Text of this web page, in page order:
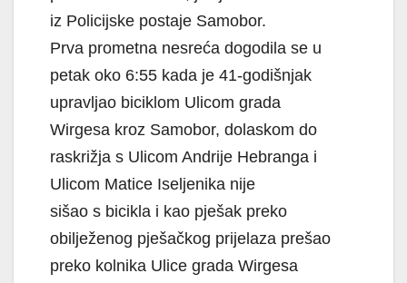
iz Policijske postaje Samobor.
Prva prometna nesreća dogodila se u
petak oko 6:55 kada je 41-godišnjak
upravljao biciklom Ulicom grada
Wirgesa kroz Samobor, dolaskom do
raskrižja s Ulicom Andrije Hebranga i
Ulicom Matice Iseljenika nije
sišao s bicikla i kao pješak preko
obilježenog pješačkog prijelaza prešao
preko kolnika Ulice grada Wirgesa